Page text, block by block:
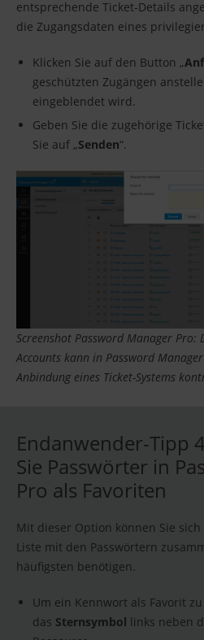
entsprechende Ticket-Details
die Zugangsdaten eines
Klicken Sie auf den Button „
geschützten Zugängen
eingeblendet wird.
Geben Sie die zugehörige
Sie auf „Senden“.
Screenshot Password Manager
Accounts kann in Password
Anbindung eines Ticket-Systems
Endanwender-Tipp
Sie Passwörter in
Pro als Favoriten
Mit dieser Option können Sie
Liste mit den Passwörtern
häufigsten benötigen.
Um ein Kennwort als Favorit
das Sternsymbol links neben